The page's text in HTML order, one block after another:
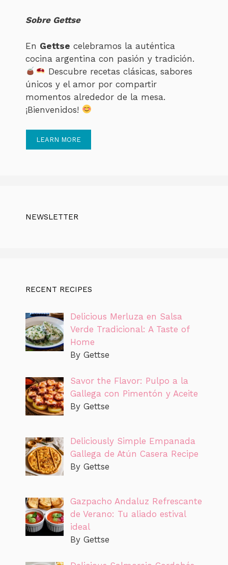
Sobre Gettse
En Gettse celebramos la auténtica
cocina argentina con pasión y tradición.
Descubre recetas clásicas, sabores
únicos y el amor por compartir
momentos alrededor de la mesa.
¡Bienvenidos!
LEARN MORE
NEWSLETTER
RECENT RECIPES
Delicious Merluza en Salsa
Verde Tradicional: A Taste of
Home
By Gettse
Savor the Flavor: Pulpo a la
Gallega con Pimentón y Aceite
By Gettse
Deliciously Simple Empanada
Gallega de Atún Casera Recipe
By Gettse
Gazpacho Andaluz Refrescante
de Verano: Tu aliado estival
ideal
By Gettse